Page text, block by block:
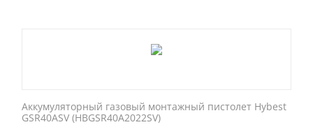
Аккумуляторный газовый монтажный пистолет Hybest
GSR40ASV (HBGSR40A2022SV)